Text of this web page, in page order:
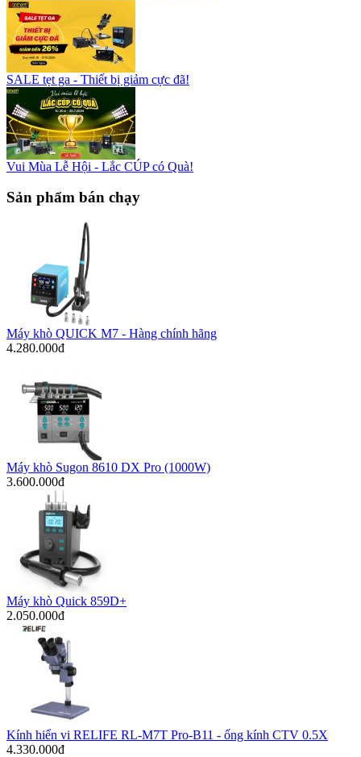
SALE tẹt ga - Thiết bị giảm cực đã!
Vui Mùa Lễ Hội - Lắc CÚP có Quà!
Sản phẩm bán chạy
Máy khò QUICK M7 - Hàng chính hãng
4.280.000đ
Máy khò Sugon 8610 DX Pro (1000W)
3.600.000đ
Máy khò Quick 859D+
2.050.000đ
Kính hiển vi RELIFE RL-M7T Pro-B11 - ống kính CTV 0.5X
4.330.000đ